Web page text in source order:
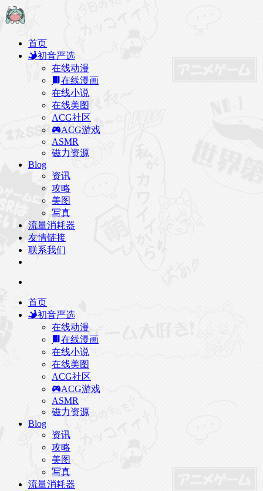
首页
初音严选
在线动漫
在线漫画
在线小说
在线美图
ACG社区
ACG游戏
ASMR
磁力资源
Blog
资讯
攻略
美图
写真
流量消耗器
友情链接
联系我们
首页
初音严选
在线动漫
在线漫画
在线小说
在线美图
ACG社区
ACG游戏
ASMR
磁力资源
Blog
资讯
攻略
美图
写真
流量消耗器